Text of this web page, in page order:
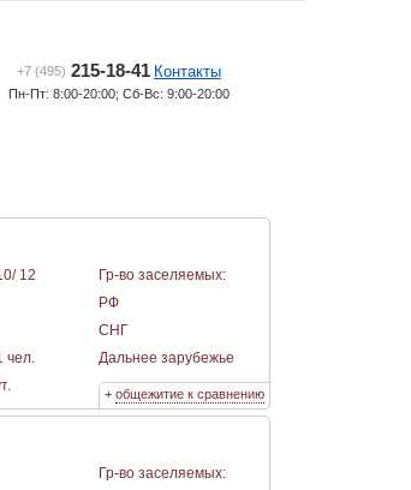
+7 (495) 215-18-41 Контакты
Пн-Пт: 8:00-20:00; Сб-Вс: 9:00-20:00
12
чел.
Гр-во заселяемых:
РФ
СНГ
Дальнее зарубежье
+ общежитие к сравнению
Гр-во заселяемых: